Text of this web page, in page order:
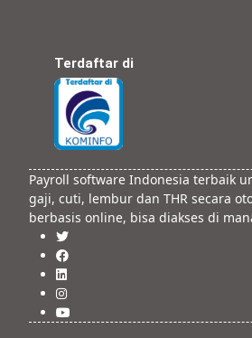
Terdaftar di
Payroll software Indonesia terbaik
gaji, cuti, lembur dan THR secara
berbasis online, bisa diakses di